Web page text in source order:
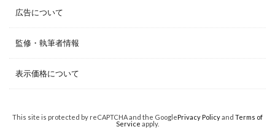
広告について
監修・執筆者情報
表示価格について
This site is protected by reCAPTCHA and the GooglePrivacy Policyand Terms of
Service apply.